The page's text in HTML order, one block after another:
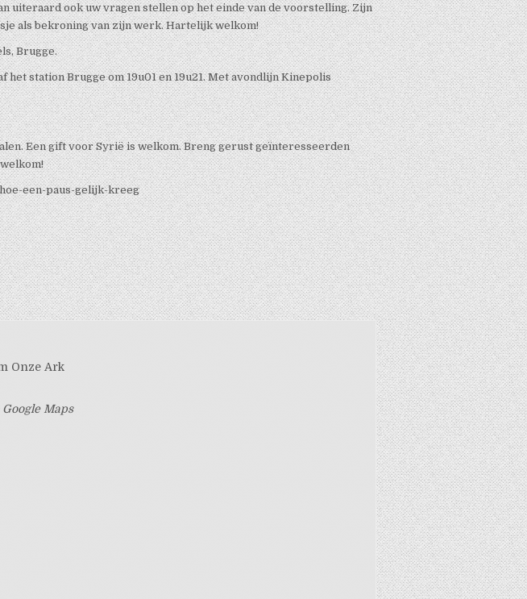
uiteraard ook uw vragen stellen op het einde van de voorstelling. Zijn
als bekroning van zijn werk. Hartelijk welkom!
Brugge.
het station Brugge om 19u01 en 19u21. Met avondlijn Kinepolis
Een gift voor Syrië is welkom. Breng gerust geïnteresseerden
een-paus-gelijk-kreeg
Onze Ark
Google Maps